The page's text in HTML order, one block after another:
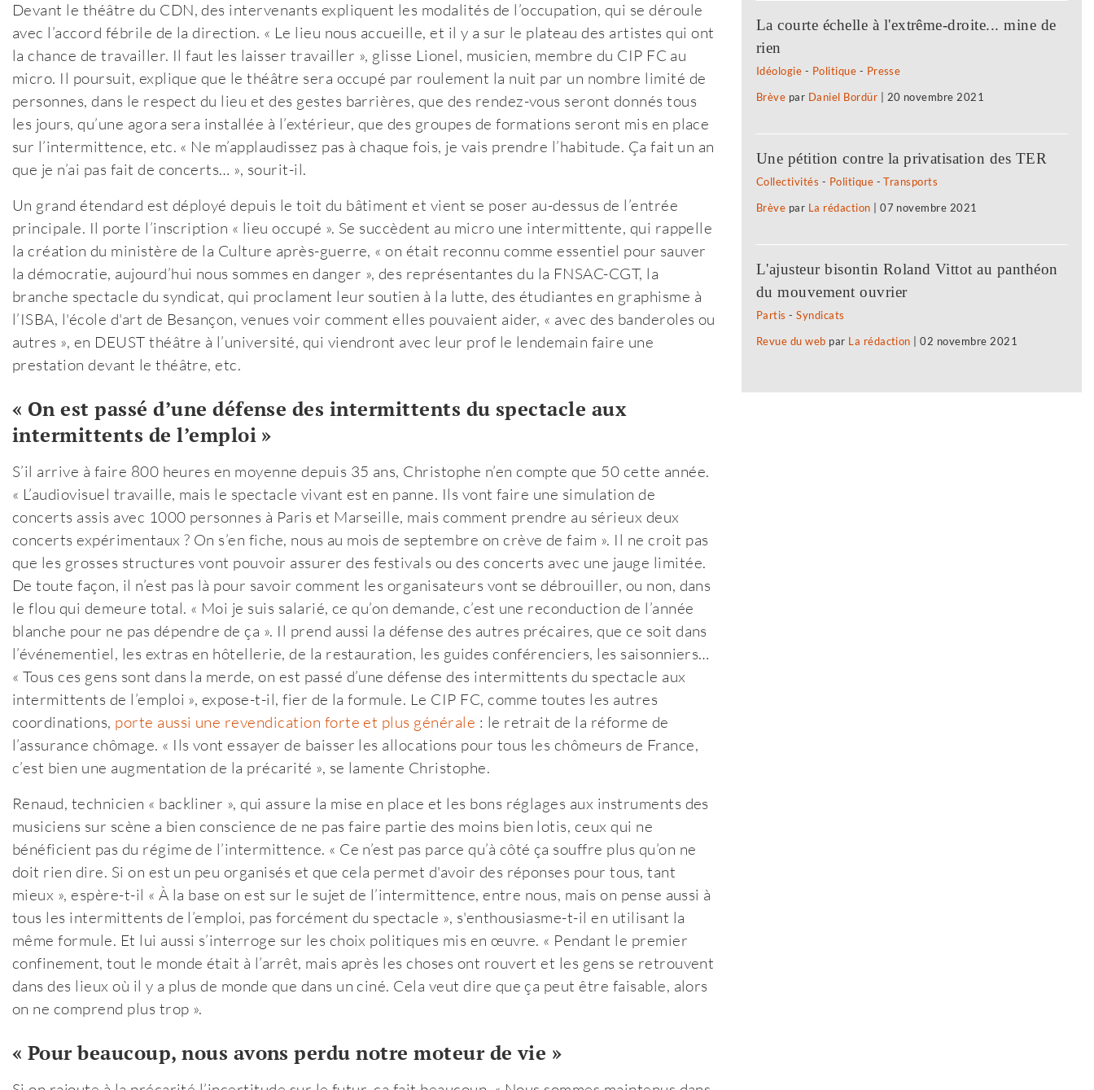
Devant le théâtre du CDN, des intervenants expliquent les modalités de l’occupation, qui se déroule
avec l’accord fébrile de la direction. « Le lieu nous accueille, et il y a sur le plateau des artistes qui ont
la chance de travailler. Il faut les laisser travailler », glisse Lionel, musicien, membre du CIP FC au
micro. Il poursuit, explique que le théâtre sera occupé par roulement la nuit par un nombre limité de
personnes, dans le respect du lieu et des gestes barrières, que des rendez-vous seront donnés tous
les jours, qu’une agora sera installée à l’extérieur, que des groupes de formations seront mis en place
sur l’intermittence, etc. « Ne m’applaudissez pas à chaque fois, je vais prendre l’habitude. Ça fait un an
que je n’ai pas fait de concerts… », sourit-il.
Un grand étendard est déployé depuis le toit du bâtiment et vient se poser au-dessus de l’entrée
principale. Il porte l’inscription « lieu occupé ». Se succèdent au micro une intermittente, qui rappelle
la création du ministère de la Culture après-guerre, « on était reconnu comme essentiel pour sauver
la démocratie, aujourd’hui nous sommes en danger », des représentantes du la FNSAC-CGT, la
branche spectacle du syndicat, qui proclament leur soutien à la lutte, des étudiantes en graphisme à
l’ISBA, l'école d'art de Besançon, venues voir comment elles pouvaient aider, « avec des banderoles ou
autres », en DEUST théâtre à l’université, qui viendront avec leur prof le lendemain faire une
prestation devant le théâtre, etc.
« On est passé d’une défense des intermittents du spectacle aux
intermittents de l’emploi »
S’il arrive à faire 800 heures en moyenne depuis 35 ans, Christophe n’en compte que 50 cette année.
« L’audiovisuel travaille, mais le spectacle vivant est en panne. Ils vont faire une simulation de
concerts assis avec 1000 personnes à Paris et Marseille, mais comment prendre au sérieux deux
concerts expérimentaux ? On s’en fiche, nous au mois de septembre on crève de faim ». Il ne croit pas
que les grosses structures vont pouvoir assurer des festivals ou des concerts avec une jauge limitée.
De toute façon, il n’est pas là pour savoir comment les organisateurs vont se débrouiller, ou non, dans
le flou qui demeure total. « Moi je suis salarié, ce qu’on demande, c’est une reconduction de l’année
blanche pour ne pas dépendre de ça ». Il prend aussi la défense des autres précaires, que ce soit dans
l’événementiel, les extras en hôtellerie, de la restauration, les guides conférenciers, les saisonniers…
« Tous ces gens sont dans la merde, on est passé d’une défense des intermittents du spectacle aux
intermittents de l’emploi », expose-t-il, fier de la formule. Le CIP FC, comme toutes les autres
coordinations, porte aussi une revendication forte et plus générale : le retrait de la réforme de
l’assurance chômage. « Ils vont essayer de baisser les allocations pour tous les chômeurs de France,
c’est bien une augmentation de la précarité », se lamente Christophe.
Renaud, technicien « backliner », qui assure la mise en place et les bons réglages aux instruments des
musiciens sur scène a bien conscience de ne pas faire partie des moins bien lotis, ceux qui ne
bénéficient pas du régime de l’intermittence. « Ce n’est pas parce qu’à côté ça souffre plus qu’on ne
doit rien dire. Si on est un peu organisés et que cela permet d'avoir des réponses pour tous, tant
mieux », espère-t-il « À la base on est sur le sujet de l’intermittence, entre nous, mais on pense aussi à
tous les intermittents de l’emploi, pas forcément du spectacle », s'enthousiasme-t-il en utilisant la
même formule. Et lui aussi s’interroge sur les choix politiques mis en œuvre. « Pendant le premier
confinement, tout le monde était à l’arrêt, mais après les choses ont rouvert et les gens se retrouvent
dans des lieux où il y a plus de monde que dans un ciné. Cela veut dire que ça peut être faisable, alors
on ne comprend plus trop ».
« Pour beaucoup, nous avons perdu notre moteur de vie »
La courte échelle à l'extrême-droite... mine de
rien
Idéologie - Politique - Presse
Brève par Daniel Bordür 20 novembre 2021
Une pétition contre la privatisation des TER
Collectivités - Politique -Transports
Brève par La rédaction |07 novembre 2021
L'ajusteur bisontin Roland Vittot au panthéon
du mouvement ouvrier
Partis -Syndicats
Revue du web par La rédaction |02 novembre 2021